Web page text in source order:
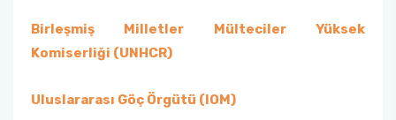
Birleşmiş Milletler Mülteciler Yüksek
Komiserliği (UNHCR)
Uluslararası Göç Örgütü (IOM)